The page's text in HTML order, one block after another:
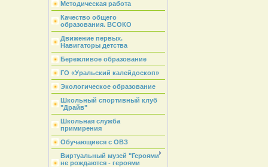
Методическая работа
Качество общего
образования. ВСОКО
Движение первых.
Навигаторы детства
Бережливое образование
ГО «Уральский калейдоскоп»
Экологическое образование
Школьный спортивный клуб
"Драйв"
Школьная служба
примирения
Обучающиеся с ОВЗ
Виртуальный музей "Героями
не рождаются - героями